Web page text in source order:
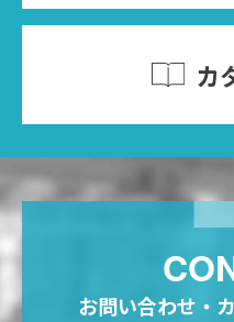
カ
お問い合わせ・